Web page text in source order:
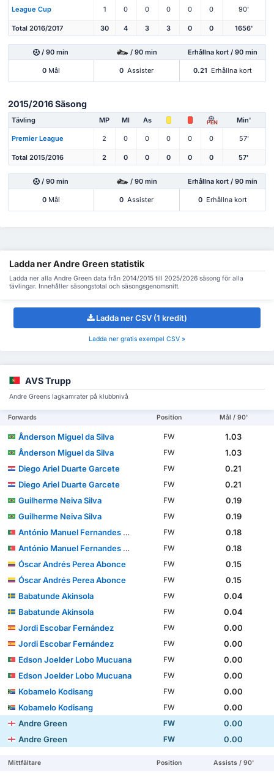
League Cup 1 0 0 0 0 0 90'
Total 2016/2017 30 4 3 3 0 0 1656'
/ 90 min / 90 min Erhållna kort / 90 min
0Mål 0 Assister 0.21 Erhållna kort
2015/2016 Säsong
Tävling MP Ml As PEN Min'
Premier League 2 0 0 0 0 0 57'
Total 2015/2016 2 0 0 0 0 0 57'
/ 90 min / 90 min Erhållna kort / 90 min
0Mål 0 Assister 0 Erhållna kort
Ladda ner Andre Green statistik
Ladda ner alla Andre Green data från 2014/2015 till 2025/2026 säsong för alla
tävlingar. Innehåller säsongstotal och säsongsgenomsnitt.
Ladda ner CSV (1 kredit)
Ladda ner gratis exempel CSV »
AVS Trupp
Andre Greens lagkamrater på klubbnivå
Forwards Position Mål / 90'
Ânderson Miguel da Silva FW
1.03
Ânderson Miguel da Silva
FW
1.03
Diego Ariel Duarte Garcete
FW
0.21
Diego Ariel Duarte Garcete
FW
0.21
Guilherme Neiva Silva
FW
0.19
Guilherme Neiva Silva
FW
0.19
António Manuel Fernandes Mendes
FW
0.18
António Manuel Fernandes Mendes
FW
0.18
Óscar Andrés Perea Abonce
FW
0.15
Óscar Andrés Perea Abonce
FW
0.15
Babatunde Akinsola
FW
0.04
Babatunde Akinsola
FW
0.04
Jordi Escobar Fernández
FW
0.00
Jordi Escobar Fernández
FW
0.00
Edson Joelder Lobo Mucuana
FW
0.00
Edson Joelder Lobo Mucuana
FW
0.00
Kobamelo Kodisang
FW
0.00
Kobamelo Kodisang
FW
0.00
Andre Green
FW
0.00
Andre Green
FW 0.00
Mittfältare Position Assists / 90'